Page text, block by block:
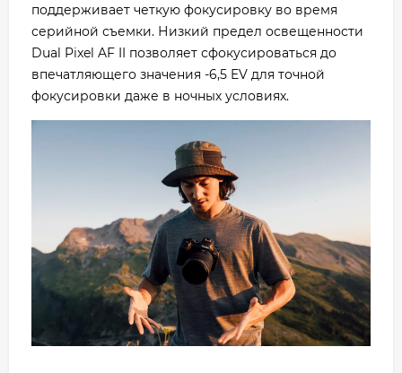
поддерживает четкую фокусировку во время
серийной съемки. Низкий предел освещенности
Dual Pixel AF II позволяет сфокусироваться до
впечатляющего значения -6,5 EV для точной
фокусировки даже в ночных условиях.